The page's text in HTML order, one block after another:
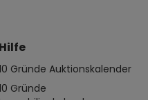
Hilfe
Gründe Auktionskalender
Gründe